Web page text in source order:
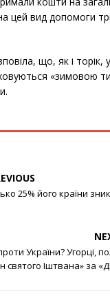
цей вид допомоги
що, як і торік,
«зимовою
25% його країни
України? Угорці,
святого Іштвана» за